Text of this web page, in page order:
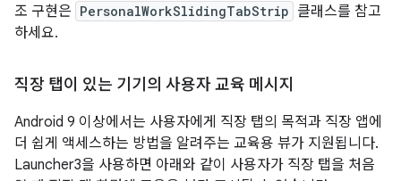
조 구현은 PersonalWorkSlidingTabStrip 클래스를 참고
하세요.
직장 탭이 있는 기기의 사용자 교육 메시지
Android 9 이상에서는 사용자에게 직장 탭의 목적과 직장 앱에
더 쉽게 액세스하는 방법을 알려주는 교육용 뷰가 지원됩니다.
Launcher3을 사용하면 아래와 같이 사용자가 직장 탭을 처음